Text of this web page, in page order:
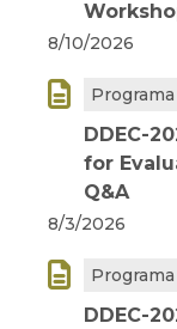
8/10/2026

DDEC-
for
Q&A
8/3/2026

DDEC-